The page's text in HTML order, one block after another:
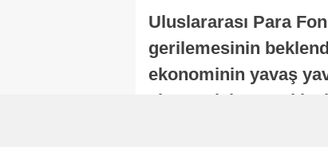
Uluslararası Para
gerilemesinin
ekonominin yavaş
ekonomisi, sonraki